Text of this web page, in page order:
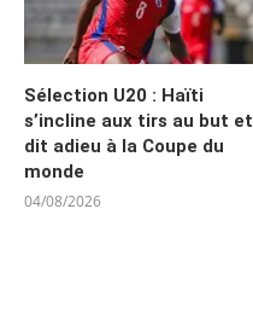
Sélection U20 : Haïti
s’incline aux tirs au but et
dit adieu à la Coupe du
monde
04/08/2026